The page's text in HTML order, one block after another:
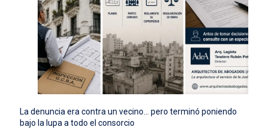
La denuncia era contra un vecino… pero terminó poniendo
bajo la lupa a todo el consorcio